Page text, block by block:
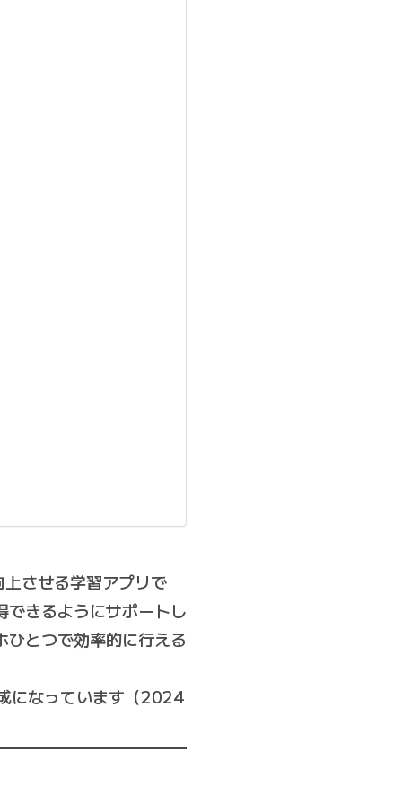
させる学習アプリで
できるようにサポートし
とつで効率的に行える
になっています（2024